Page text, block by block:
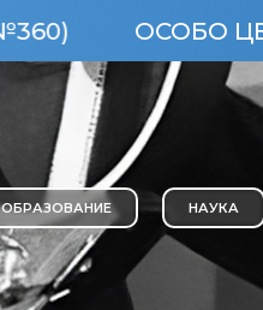
ОСОБО
ОБРАЗОВАНИЕ НАУКА